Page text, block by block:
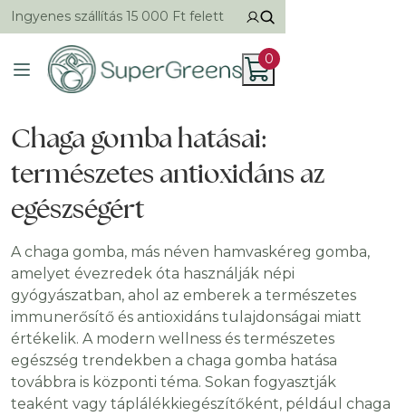
Ingyenes szállítás 15 000 Ft felett
0
Chaga gomba hatásai:
természetes antioxidáns az
egészségért
A chaga gomba, más néven hamvaskéreg gomba,
amelyet évezredek óta használják népi
gyógyászatban, ahol az emberek a természetes
immunerősítő és antioxidáns tulajdonságai miatt
értékelik. A modern wellness és természetes
egészség trendekben a chaga gomba hatása
továbbra is központi téma. Sokan fogyasztják
teaként vagy táplálékkiegészítőként, például chaga